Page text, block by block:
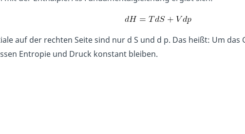
auf der rechten Seite sind nur d S und d p. Das heißt: Um das
Entropie und Druck konstant bleiben.